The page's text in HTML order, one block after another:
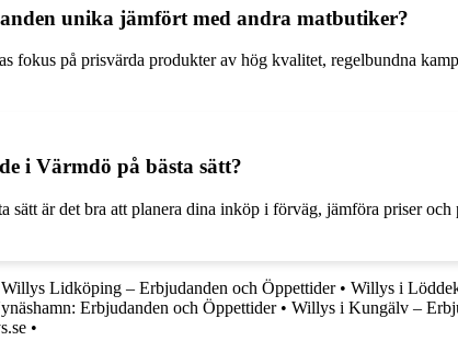
unika jämfört med andra matbutiker?
fokus på prisvärda produkter av hög kvalitet, regelbundna
i Värmdö på bästa sätt?
är det bra att planera dina inköp i förväg, jämföra priser
Willys Lidköping – Erbjudanden och Öppettider• Willys i
Erbjudanden och Öppettider• Willys i Kungälv –
•